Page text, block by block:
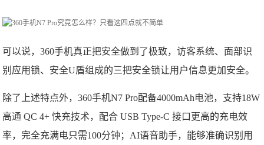
可以说，360手机真正把安全做到了极致，访客系统、面部识
别应用锁、安全U盾组成的三把安全锁让用户信息更加安全。
除了上述特点外，360手机N7 Pro配备4000mAh电池，支持18W
高通 QC 4+ 快充技术，配合 USB Type-C 接口更高的充电效
率，完全充满电只需100分钟；AI语音助手，能够准确识别用